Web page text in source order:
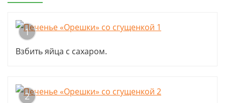
1
Взбить яйца с сахаром.
2